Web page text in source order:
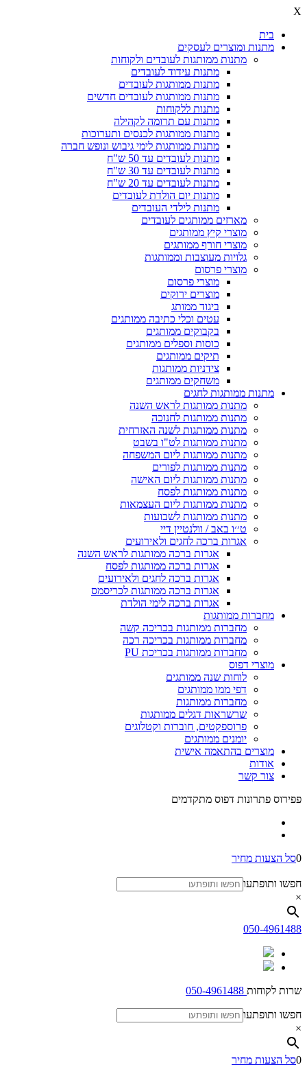
X
בית
מתנות ומוצרים לעסקים
מתנות ממותגות לעובדים ולקוחות
מתנות עידוד לעובדים
מתנות ממותגות לעובדים
מתנות ממותגות לעובדים חדשים
מתנות ללקוחות
מתנות עם תרומה לקהילה
מתנות ממותגות לכנסים ותערוכות
מתנות ממותגות לימי גיבוש ונופש חברה
מתנות לעובדים עד 50 ש"ח
מתנות לעובדים עד 30 ש"ח
מתנות לעובדים עד 20 ש"ח
מתנות יום הולדת לעובדים
מתנות לילדי העובדים
מארזים ממותגים לעובדים
מוצרי קיץ ממותגים
מוצרי חורף ממותגים
גלויות מעוצבות וממותגות
מוצרי פרסום
מוצרי פרסום
מוצרים ירוקים
ביגוד ממותג
עטים וכלי כתיבה ממותגים
בקבוקים ממותגים
כוסות וספלים ממותגים
תיקים ממותגים
צידניות ממותגות
משחקים ממותגים
מתנות ממותגות לחגים
מתנות ממותגות לראש השנה
מתנות ממותגות לחנוכה
מתנות ממותגות לשנה האזרחית
מתנות ממותגות לט"ו בשבט
מתנות ממותגות ליום המשפחה
מתנות ממותגות לפורים
מתנות ממותגות ליום האישה
מתנות ממותגות לפסח
מתנות ממותגות ליום העצמאות
מתנות ממותגות לשבועות
ט׳׳ו באב / וולנטיין דיי
אגרות ברכה לחגים ולאירועים
אגרות ברכה ממותגות לראש השנה
אגרות ברכה ממותגות לפסח
אגרות ברכה לחגים ולאירועים
אגרות ברכה ממותגות לכריסמס
אגרות ברכה לימי הולדת
מחברות ממותגות
מחברות ממותגות בכריכה קשה
מחברות ממותגות בכריכה רכה
מחברות ממותגות בכריכת PU
מוצרי דפוס
לוחות שנה ממותגים
דפי ממו ממותגים
מחברות ממותגות
שרשראות דגלים ממותגות
פרוספקטים, חוברות וקטלוגים
יומנים ממותגים
מוצרים בהתאמה אישית
אודות
צור קשר
פפירוס פתרונות דפוס מתקדמים
0סל הצעות מחיר
חפשו ותופתעו
×
050-4961488
שרות לקוחות
חפשו ותופתעו
×
0סל הצעות מחיר